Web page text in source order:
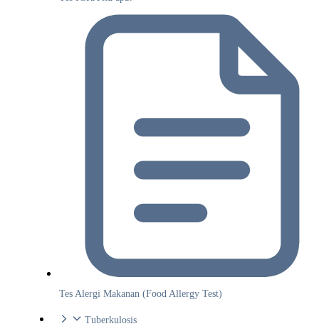
Tes Alergi Makanan (Food Allergy Test)
Tuberkulosis